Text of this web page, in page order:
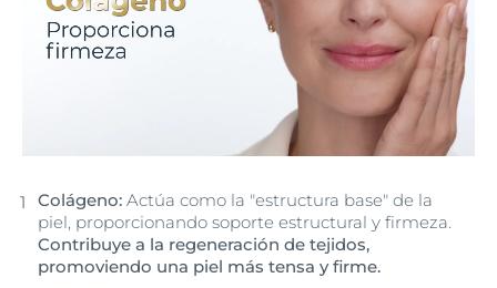
Colágeno: Actúa como la "estructura base" de la
piel, proporcionando soporte estructural y firmeza.
Contribuye a la regeneración de tejidos,
promoviendo una piel más tensa y firme.